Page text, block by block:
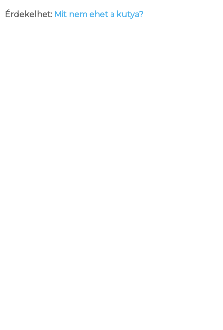
Érdekelhet: Mit nem ehet a kutya?